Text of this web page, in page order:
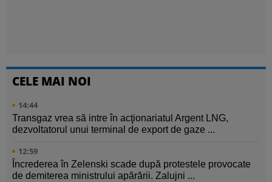
CELE MAI NOI
14:44
Transgaz vrea să intre în acţionariatul Argent LNG,
dezvoltatorul unui terminal de export de gaze ...
12:59
Încrederea în Zelenski scade după protestele provocate
de demiterea ministrului apărării. Zalujni ...